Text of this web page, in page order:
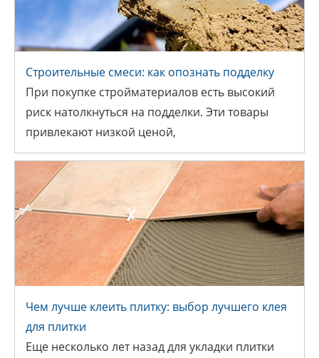
СТРОИТЕЛЬНЫЕ СМЕСИ: КАК
ОПОЗНАТЬ ПОДДЕЛКУ
Блог
Строительные смеси: как опознать подделку
При покупке стройматериалов есть высокий
риск натолкнуться на подделки. Эти товары
привлекают низкой ценой,
ЧЕМ ЛУЧШЕ КЛЕИТЬ ПЛИТКУ:
ВЫБОР ЛУЧШЕГО КЛЕЯ ДЛЯ
ПЛИТКИ
Чем лучше клеить плитку: выбор лучшего клея
для плитки
Еще несколько лет назад для укладки плитки